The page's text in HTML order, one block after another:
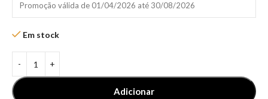
Promoção válida de 01/04/2026 até 30/08/2026
Em stock
Adicionar